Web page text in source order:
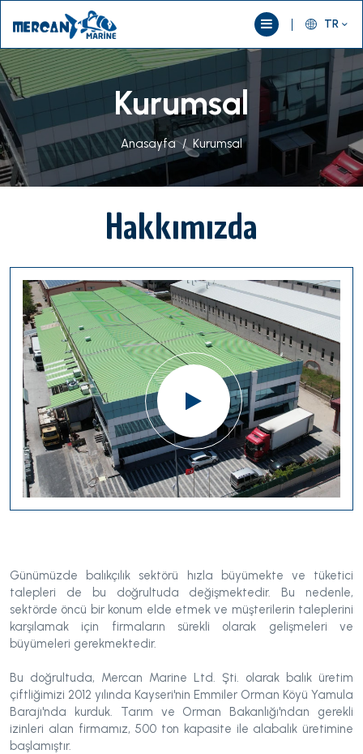
TR
Kurumsal
Anasayfa Kurumsal
Hakkımızda
Günümüzde balıkçılık sektörü hızla büyümekte ve tüketici
talepleri de bu doğrultuda değişmektedir. Bu nedenle,
sektörde öncü bir konum elde etmek ve müşterilerin taleplerini
karşılamak için firmaların sürekli olarak gelişmeleri ve
büyümeleri gerekmektedir.
Bu doğrultuda, Mercan Marine Ltd. Şti. olarak balık üretim
çiftliğimizi 2012 yılında Kayseri'nin Emmiler Orman Köyü Yamula
Barajı'nda kurduk. Tarım ve Orman Bakanlığı'ndan gerekli
izinleri alan firmamız, 500 ton kapasite ile alabalık üretimine
başlamıştır.